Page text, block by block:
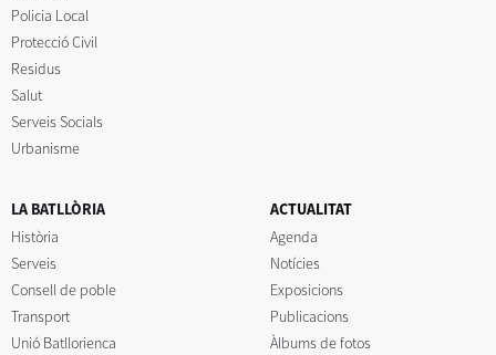
Policia Local
Protecció Civil
Residus
Salut
Serveis Socials
Urbanisme
LA BATLLÒRIA
Història
Serveis
Consell de poble
Transport
Unió Batllorienca
ACTUALITAT
Agenda
Notícies
Exposicions
Publicacions
Àlbums de fotos